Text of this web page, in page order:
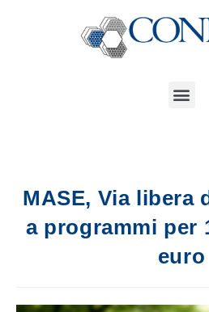
MASE, Via libera
a programmi per
euro